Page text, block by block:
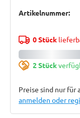
Artikelnummer:
0 Stück
2 Stück
Preise sind nur
anmelden oder